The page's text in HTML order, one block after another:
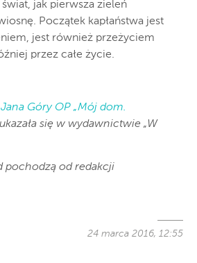
jak pierwsza zieleń
Początek kapłaństwa jest
jest również przeżyciem
przez całe życie.
Góry OP „Mój dom.
się w wydawnictwie „W
pochodzą od redakcji
24 marca 2016, 12:55